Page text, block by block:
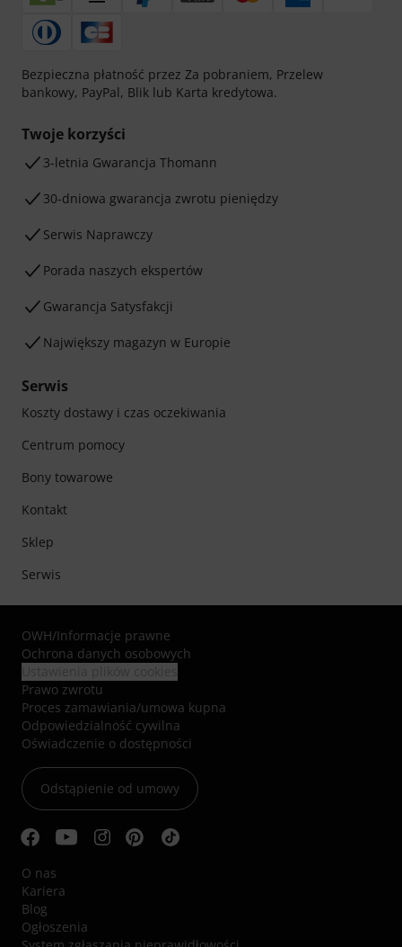
Bezpieczna płatność przez Za pobraniem, Przelew
bankowy, PayPal, Blik lub Karta kredytowa.
Twoje korzyści
3-letnia Gwarancja Thomann
30-dniowa gwarancja zwrotu pieniędzy
Serwis Naprawczy
Porada naszych ekspertów
Gwarancja Satysfakcji
Największy magazyn w Europie
Serwis
Koszty dostawy i czas oczekiwania
Centrum pomocy
Bony towarowe
Kontakt
Sklep
Serwis
OWH/Informacje prawne
Ochrona danych osobowych
Prawo zwrotu
Proces zamawiania/umowa kupna
Odpowiedzialność cywilna
Oświadczenie o dostępności
Odstąpienie od umowy
O nas
Kariera
Blog
Ogłoszenia